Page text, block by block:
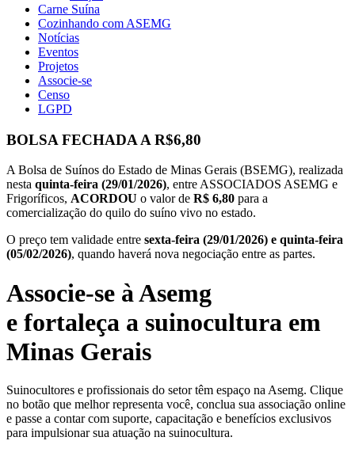
Carne Suína
Cozinhando com ASEMG
Notícias
Eventos
Projetos
Associe-se
Censo
LGPD
BOLSA FECHADA A R$6,80
A Bolsa de Suínos do Estado de Minas Gerais (BSEMG), realizada
nesta quinta-feira (29/01/2026), entre ASSOCIADOS ASEMG e
Frigoríficos, ACORDOU o valor de R$ 6,80 para a
comercialização do quilo do suíno vivo no estado.
O preço tem validade entre sexta-feira (29/01/2026) e quinta-feira
(05/02/2026), quando haverá nova negociação entre as partes.
Associe-se à Asemg
e fortaleça a suinocultura em
Minas Gerais
Suinocultores e profissionais do setor têm espaço na Asemg. Clique
no botão que melhor representa você, conclua sua associação online
e passe a contar com suporte, capacitação e benefícios exclusivos
para impulsionar sua atuação na suinocultura.